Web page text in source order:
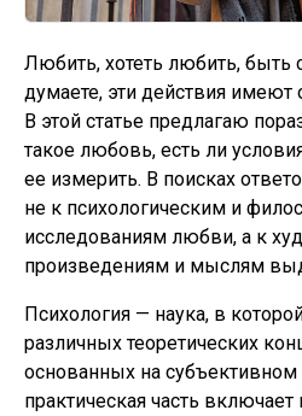
Любить, хотеть любить,
думаете, эти действия имеют
В этой статье предлагаю
такое любовь, есть ли
ее измерить. В поисках
не к психологическим и
исследованиям любви, а к
произведениям и мыслям
Психология — наука, в
различных теоретических
основанных на субъективном
практическая часть